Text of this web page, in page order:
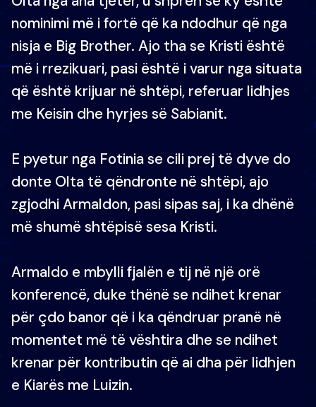
nominimi më i fortë që ka ndodhur që nga
nisja e Big Brother. Ajo tha se Kristi është
më i rrezikuari, pasi është i varur nga situata
që është krijuar në shtëpi, referuar lidhjes
me Keisin dhe hyrjes së Sabianit.
E pyetur nga Fotinia se cili prej të dyve do
donte Olta të qëndronte në shtëpi, ajo
zgjodhi Armaldon, pasi sipas saj, i ka dhënë
më shumë shtëpisë sesa Kristi.
Armaldo e mbylli fjalën e tij në një orë
konferencë, duke thënë se ndihet krenar
për çdo banor që i ka qëndruar pranë në
momentet më të vështira dhe se ndihet
krenar për kontributin që ai dha për lidhjen
e Kiarës me Luizin.